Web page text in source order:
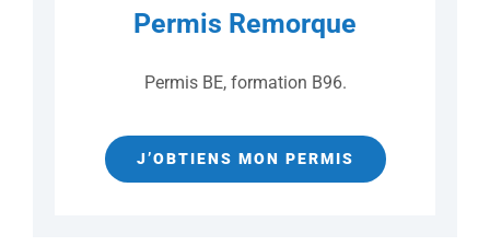
Permis Remorque
Permis BE, formation B96.
J’OBTIENS MON PERMIS